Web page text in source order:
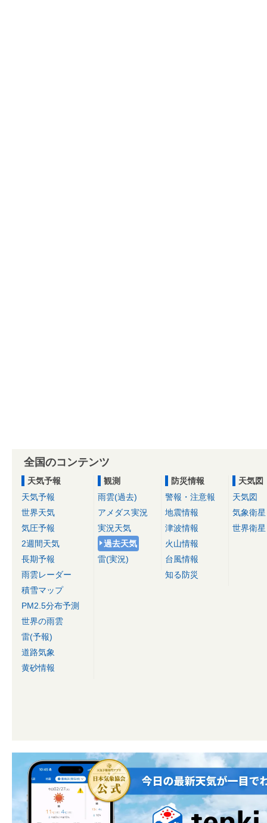
全国のコンテンツ
天気予報
天気予報
世界天気
気圧予報
2週間天気
長期予報
雨雲レーダー
積雪マップ
PM2.5分布予測
世界の雨雲
雷(予報)
道路気象
黄砂情報
観測
雨雲(過去)
アメダス実況
実況天気
過去天気
雷(実況)
防災情報
警報・注意報
地震情報
津波情報
火山情報
台風情報
知る防災
天気図
天気図
気象衛星
世界衛星